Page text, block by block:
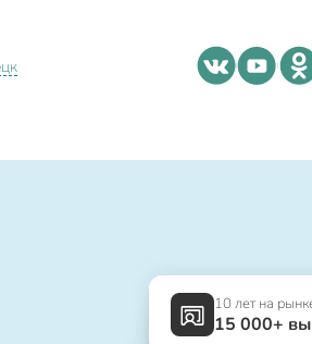
10 лет на
15 000+